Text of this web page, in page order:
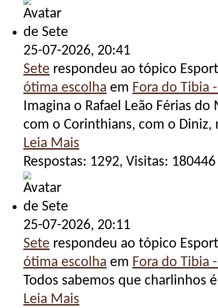
25-07-2026, 20:41
Sete respondeu ao tópico
ótima escolha em Fora do Tibia
Imagina o Rafael Leão Férias
com o Corinthians, com o
Leia Mais
Respostas: 1292, Visitas: 180446
25-07-2026, 20:11
Sete respondeu ao tópico
ótima escolha em Fora do Tibia
Todos sabemos que charlinhos
Leia Mais